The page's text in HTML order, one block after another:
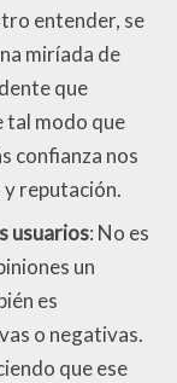
entender, se
miríada de
que
tal modo que
confianza nos
reputación.
usuarios: No es
un
es
o negativas.
que ese